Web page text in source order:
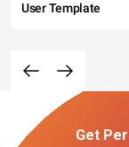
User Template
Get